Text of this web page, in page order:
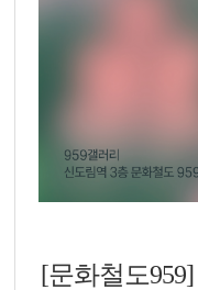
[문화철도